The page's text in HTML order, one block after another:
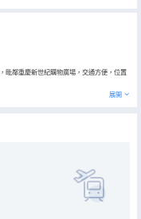
毗鄰重慶新世紀購物廣場，交通方便，位置
的綜合性國有酒店，擁有裝飾典雅的行政套
迷你吧、網絡寬帶接口、高清電視頻道、
商務、會議、旅遊、休閒賓客下榻的理想
展開